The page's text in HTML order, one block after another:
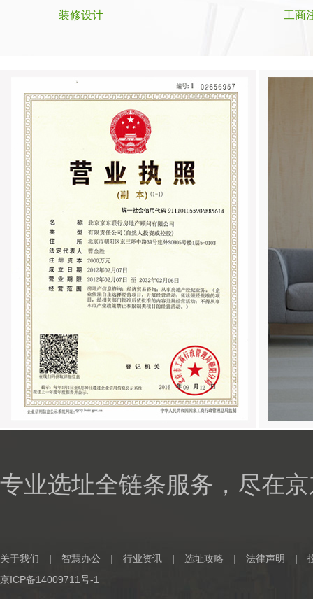
装修设计 工商
专业选址全链条服务，尽在
关于我们 | 智慧办公 | 行业资讯 | 选址攻略 | 法律声明 |
京ICP备14009711号-1